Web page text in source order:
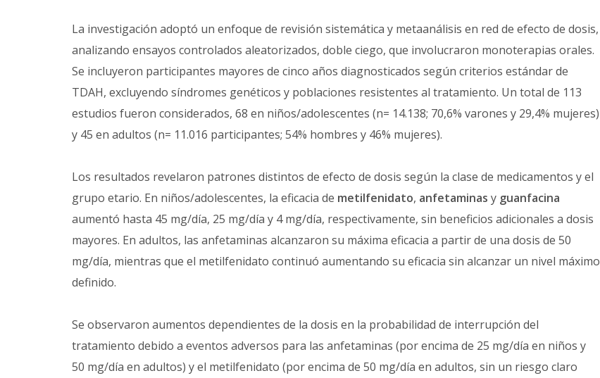
La investigación adoptó un enfoque de revisión sistemática y metaanálisis en red de efecto de dosis,
analizando ensayos controlados aleatorizados, doble ciego, que involucraron monoterapias orales.
Se incluyeron participantes mayores de cinco años diagnosticados según criterios estándar de
TDAH, excluyendo síndromes genéticos y poblaciones resistentes al tratamiento. Un total de 113
estudios fueron considerados, 68 en niños/adolescentes (n= 14.138; 70,6% varones y 29,4% mujeres)
y 45 en adultos (n= 11.016 participantes; 54% hombres y 46% mujeres).
Los resultados revelaron patrones distintos de efecto de dosis según la clase de medicamentos y el
grupo etario. En niños/adolescentes, la eficacia de metilfenidato, anfetaminas y guanfacina
aumentó hasta 45 mg/día, 25 mg/día y 4 mg/día, respectivamente, sin beneficios adicionales a dosis
mayores. En adultos, las anfetaminas alcanzaron su máxima eficacia a partir de una dosis de 50
mg/día, mientras que el metilfenidato continuó aumentando su eficacia sin alcanzar un nivel máximo
definido.
Se observaron aumentos dependientes de la dosis en la probabilidad de interrupción del
tratamiento debido a eventos adversos para las anfetaminas (por encima de 25 mg/día en niños y
50 mg/día en adultos) y el metilfenidato (por encima de 50 mg/día en adultos, sin un riesgo claro